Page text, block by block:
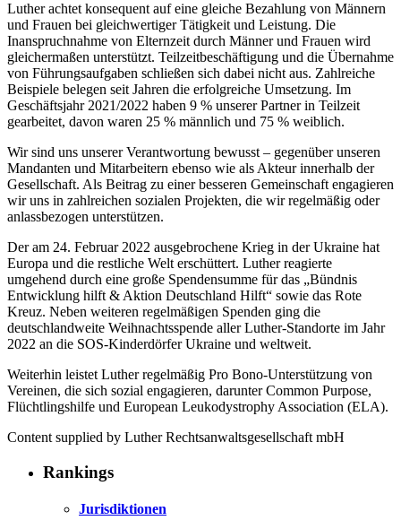
Luther achtet konsequent auf eine gleiche Bezahlung von Männern
und Frauen bei gleichwertiger Tätigkeit und Leistung. Die
Inanspruchnahme von Elternzeit durch Männer und Frauen wird
gleichermaßen unterstützt. Teilzeitbeschäftigung und die Übernahme
von Führungsaufgaben schließen sich dabei nicht aus. Zahlreiche
Beispiele belegen seit Jahren die erfolgreiche Umsetzung. Im
Geschäftsjahr 2021/2022 haben 9 % unserer Partner in Teilzeit
gearbeitet, davon waren 25 % männlich und 75 % weiblich.
Wir sind uns unserer Verantwortung bewusst – gegenüber unseren
Mandanten und Mitarbeitern ebenso wie als Akteur innerhalb der
Gesellschaft. Als Beitrag zu einer besseren Gemeinschaft engagieren
wir uns in zahlreichen sozialen Projekten, die wir regelmäßig oder
anlassbezogen unterstützen.
Der am 24. Februar 2022 ausgebrochene Krieg in der Ukraine hat
Europa und die restliche Welt erschüttert. Luther reagierte
umgehend durch eine große Spendensumme für das „Bündnis
Entwicklung hilft & Aktion Deutschland Hilft“ sowie das Rote
Kreuz. Neben weiteren regelmäßigen Spenden ging die
deutschlandweite Weihnachtsspende aller Luther-Standorte im Jahr
2022 an die SOS-Kinderdörfer Ukraine und weltweit.
Weiterhin leistet Luther regelmäßig Pro Bono-Unterstützung von
Vereinen, die sich sozial engagieren, darunter Common Purpose,
Flüchtlingshilfe und European Leukodystrophy Association (ELA).
Content supplied by Luther Rechtsanwaltsgesellschaft mbH
Rankings
Jurisdiktionen